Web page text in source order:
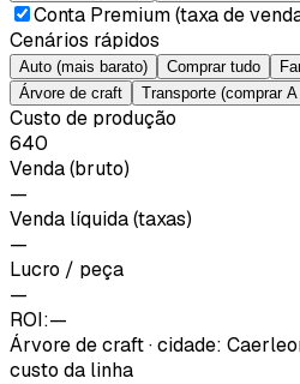
Conta Premium (taxa de
Cenários rápidos
Auto (mais barato) Comprar tudo
Árvore de craft
Transporte (comprar
Custo de produção
640
Venda (bruto)
—
Venda líquida (taxas)
—
Lucro / peça
—
ROI:—
Árvore de craft·cidade:
custo da linha